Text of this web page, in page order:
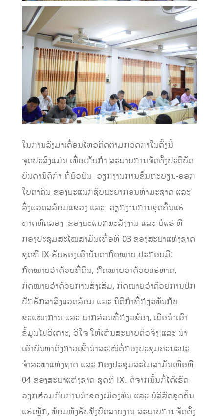
ໃນການລົງມາເຄື່ອນໄຫວຕິດຕາມກວດກາໃນຄັ້ງນີ້
ຈຸດປະສົງແມ່ນ ເພື່ອເກັບກໍາ ສະພາບການຈັດຕັ້ງປະຕິບັດ
ບັນດານິຕິກໍາ ທີ່ພົວພັນ ວຽກງານການຂຶ້ນທະບຽນ-ອອກ
ໃບຕາດິນ ຂອງພະແນກຊັບພະຍາກອນທໍາມະຊາດ ແລະ
ສິ່ງແວດລລ້ອມແຂວງ ແລະ ວຽກງານການຂຸດຄົ້ນແຮ່
ທາດທົດລອງ ຂອງພະແນກພະລັງງານ ແລະ ບໍແຮ່ ທີ່
ກອງປະຊຸມສະໄໝສາມັນເທື່ອທີ 03 ຂອງສະພາແຫ່ງຊາດ
ຊຸດທີ IX ຮັບຮອງເອົາບັນດາກົດໝາຍ ປະກອບມີ:
ກົດໝາຍວ່າດ້ວຍທີ່ດິນ, ກົດໝາຍວ່າດ້ວຍແຮ່ທາດ,
ກົດໝາຍວ່າດ້ວຍການສົ່ງເສີມ, ກົດໝາຍວ່າດ້ວຍການປົກ
ປັກຮັກສາສິ່ງແວດລ້ອມ ແລະ ນິຕິກໍາທີ່່ກ່ຽວພັນກັບ
ຂະແໝງການ ແລະ ພາກສ່ວນທີ່ກ່ຽວຂ້ອງ, ເພື່ອນໍາເອົາ
ຂໍ້ມູນໄປວິເຄາະ, ວິໃຈ ໃຫ້ເຫັນສະພາບຕົວຈິງ ແລະ ນໍາ
ເອົາບັນຫາດັ່ງກ່າວເຂົ້ານໍາສະເໜີຕໍ່ກອງປະຊຸມຄະນະປະ
ຈໍາສະພາແຫ່ງຊາດ ແລະ ກອງປະຊຸມສະໄມສາມັນເທື່ອທີ
04 ຂອງສະພາແຫ່ງຊາດ ຊຸດທີ IX. ຕໍ່ຈາກນັ້ນກໍ່ໄດ້ເຮັດ
ວຽກຮ່ວມກັບການນໍາຂອງເມືອງພີນ ແລະ ບໍລິສັດຂຸດຄົ້ນ
ແຮ່ເຫຼັກ, ພ້ອມທັງຮັບຟັງບົດລາຍງານ ສະພາບການຈັດຕັ້ງ